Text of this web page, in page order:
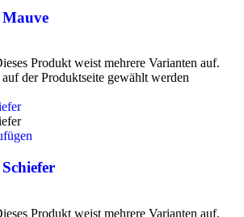
Produkt weist mehrere Varianten auf.
der Produktseite gewählt werden
Produkt weist mehrere Varianten auf.